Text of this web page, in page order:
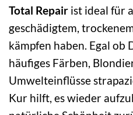
Total Repair ist ideal für
geschädigtem,
kämpfen haben. Egal ob
häufiges Färben,
Umwelteinflüsse
Kur hilft, es wieder